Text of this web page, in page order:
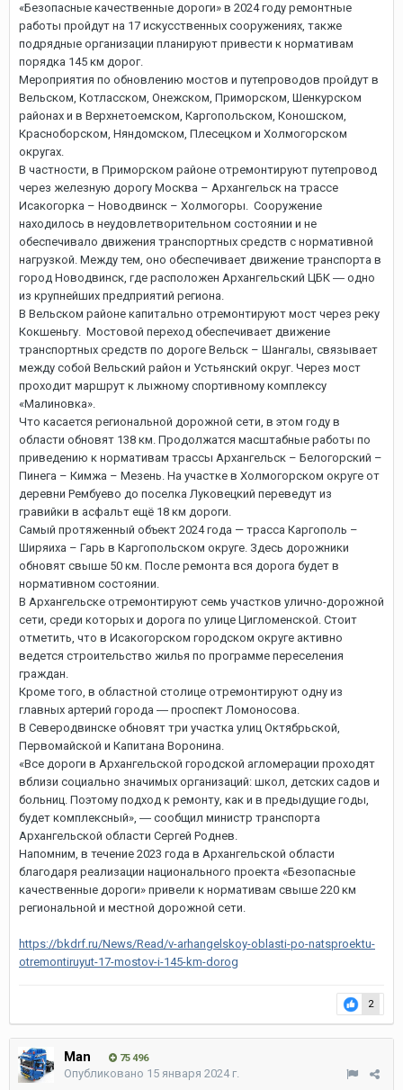
«Безопасные качественные дороги» в 2024 году ремонтные
работы пройдут на 17 искусственных сооружениях, также
подрядные организации планируют привести к нормативам
порядка 145 км дорог.
Мероприятия по обновлению мостов и путепроводов пройдут в
Вельском, Котласском, Онежском, Приморском, Шенкурском
районах и в Верхнетоемском, Каргопольском, Коношском,
Красноборском, Няндомском, Плесецком и Холмогорском
округах.
В частности, в Приморском районе отремонтируют путепровод
через железную дорогу Москва – Архангельск на трассе
Исакогорка – Новодвинск – Холмогоры. Сооружение
находилось в неудовлетворительном состоянии и не
обеспечивало движения транспортных средств с нормативной
нагрузкой. Между тем, оно обеспечивает движение транспорта в
город Новодвинск, где расположен Архангельский ЦБК ― одно
из крупнейших предприятий региона.
В Вельском районе капитально отремонтируют мост через реку
Кокшеньгу. Мостовой переход обеспечивает движение
транспортных средств по дороге Вельск – Шангалы, связывает
между собой Вельский район и Устьянский округ. Через мост
проходит маршрут к лыжному спортивному комплексу
«Малиновка».
Что касается региональной дорожной сети, в этом году в
области обновят 138 км. Продолжатся масштабные работы по
приведению к нормативам трассы Архангельск – Белогорский –
Пинега – Кимжа – Мезень. На участке в Холмогорском округе от
деревни Рембуево до поселка Луковецкий переведут из
гравийки в асфальт ещё 18 км дороги.
Самый протяженный объект 2024 года — трасса Каргополь –
Ширяиха – Гарь в Каргопольском округе. Здесь дорожники
обновят свыше 50 км. После ремонта вся дорога будет в
нормативном состоянии.
В Архангельске отремонтируют семь участков улично-дорожной
сети, среди которых и дорога по улице Цигломенской. Стоит
отметить, что в Исакогорском городском округе активно
ведется строительство жилья по программе переселения
граждан.
Кроме того, в областной столице отремонтируют одну из
главных артерий города ― проспект Ломоносова.
В Северодвинске обновят три участка улиц Октябрьской,
Первомайской и Капитана Воронина.
«Все дороги в Архангельской городской агломерации проходят
вблизи социально значимых организаций: школ, детских садов и
больниц. Поэтому подход к ремонту, как и в предыдущие годы,
будет комплексный», ― сообщил министр транспорта
Архангельской области Сергей Роднев.
Напомним, в течение 2023 года в Архангельской области
благодаря реализации национального проекта «Безопасные
качественные дороги» привели к нормативам свыше 220 км
региональной и местной дорожной сети.
https://bkdrf.ru/News/Read/v-arhangelskoy-oblasti-po-natsproektu-
otremontiruyut-17-mostov-i-145-km-dorog
2
Man 75 496
Опубликовано 15 января 2024 г.